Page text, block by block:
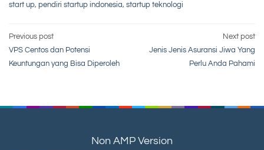
start up, pendiri startup indonesia, startup teknologi
Post
navigation
Previous post
VPS Centos dan Potensi
Keuntungan yang Bisa Diperoleh
Next post
Jenis Jenis Asuransi Jiwa Yang
Perlu Anda Pahami
Non AMP Version